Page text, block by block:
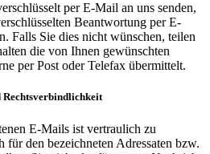
per E-Mail an uns senden,
Beant­wortung per E-
Falls Sie dies nicht wünschen, teilen
die von Ihnen gewünschten
per Post oder Telefax über­mittelt.
E-Mails ist vertraulich zu
für den bezeichneten Adressaten bzw.